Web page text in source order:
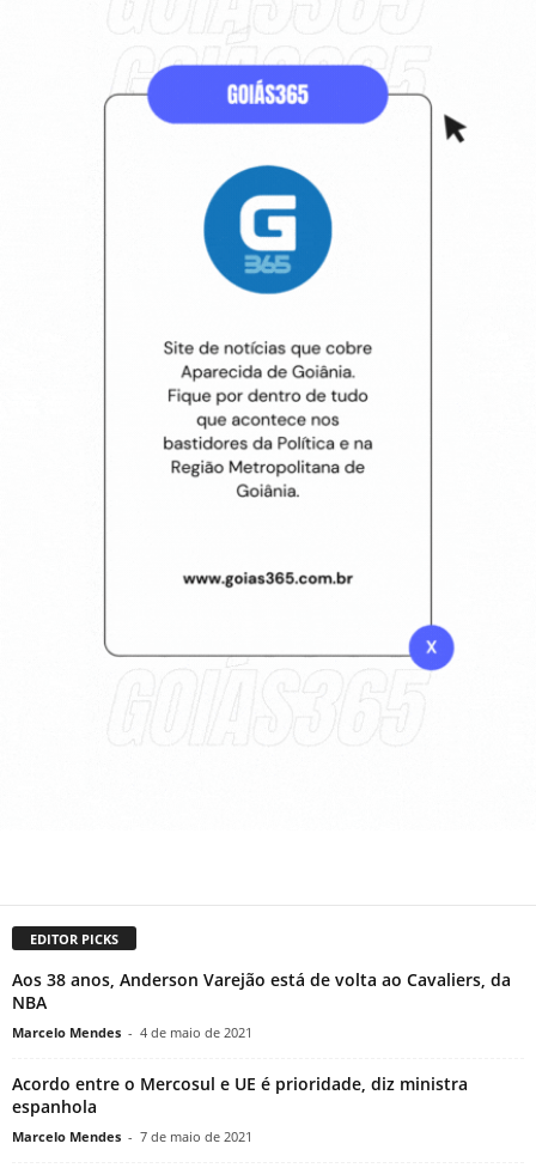
EDITOR PICKS
Aos 38 anos, Anderson Varejão está de volta ao Cavaliers, da
NBA
Marcelo Mendes - 4 de maio de 2021
Acordo entre o Mercosul e UE é prioridade, diz ministra
espanhola
Marcelo Mendes - 7 de maio de 2021